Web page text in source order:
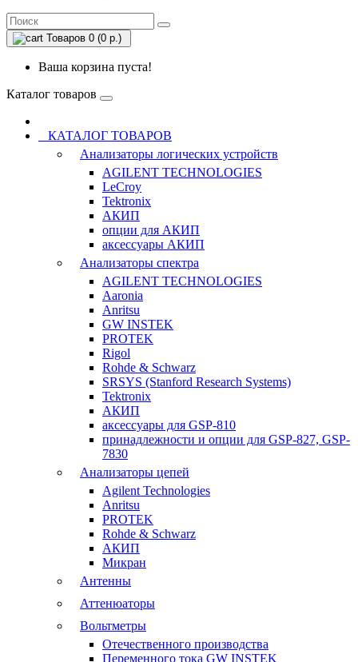
Товаров 0 (0 р.)
Ваша корзина пуста!
Каталог товаров
КАТАЛОГ ТОВАРОВ
Анализаторы логических устройств
AGILENT TECHNOLOGIES
LeCroy
Tektronix
АКИП
опции для АКИП
аксессуары АКИП
Анализаторы спектра
AGILENT TECHNOLOGIES
Aaronia
Anritsu
GW INSTEK
PROTEK
Rigol
Rohde & Schwarz
SRSYS (Stanford Research Systems)
Tektronix
АКИП
аксессуары для GSP-810
принадлежности и опции для GSP-827, GSP-
7830
Анализаторы цепей
Agilent Technologies
Anritsu
PROTEK
Rohde & Schwarz
АКИП
Микран
Антенны
Аттенюаторы
Вольтметры
Отечественного производства
Переменного тока GW INSTEK